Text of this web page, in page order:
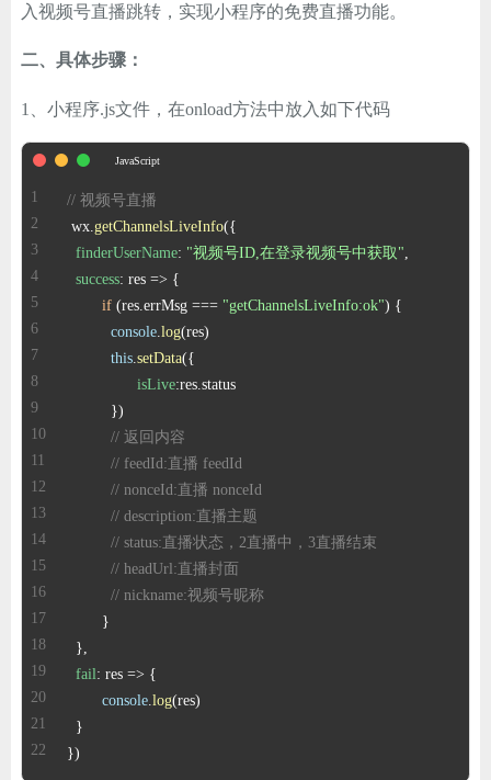
入视频号直播跳转，实现小程序的免费直播功能。
二、具体步骤：
1、小程序.js文件，在onload方法中放入如下代码
// 视频号直播
wx. getChannelsLiveInfo
finderUserName: "视频号ID,在登录视频号中获取"
success: res =>
if (res. errMsg === "getChannelsLiveInfo:ok"
console. log
this. setData
isLive:res. status
// 返回内容
// feedId:直播 feedId
// nonceId:直播 nonceId
// description:直播主题
// status:直播状态，2直播中，3直播结束
// headUrl:直播封面
// nickname:视频号昵称
fail : res =>
console. log
})